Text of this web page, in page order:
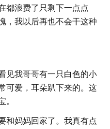
都浪费了只剩下一点点
，我以后再也不会干这种
见我哥哥有一只白色的小
可爱，耳朵趴下来的。这
。
和妈妈回家了。我真有点